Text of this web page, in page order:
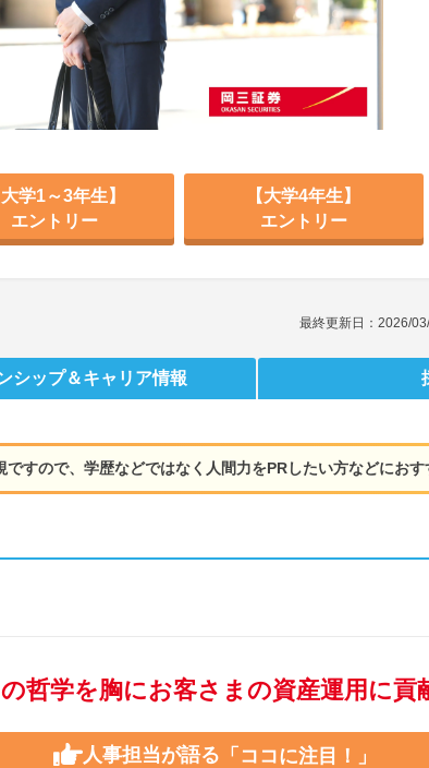
大学1～3年生】
エントリー
【大学4年生】
エントリー
最終更新日：2026/
シップ＆キャリア情報
すので、学歴などではなく人間力をPRしたい方などにおす
哲学を胸にお客さまの資産運用に貢
人事担当が語る 「ココに注目！」